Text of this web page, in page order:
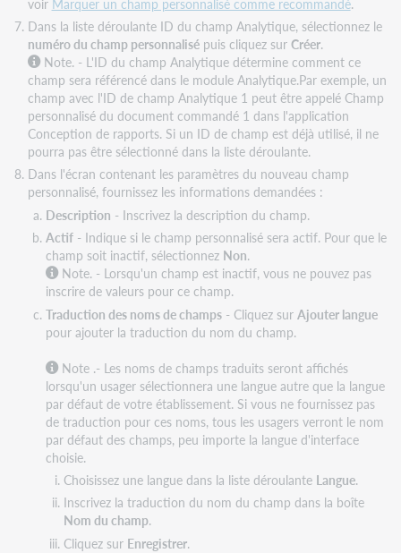
Dans la liste déroulante ID du champ Analytique, sélectionnez le
numéro du champ personnalisépuis cliquez sur Créer.
Note. - L'ID du champ Analytique détermine comment ce
champ sera référencé dans le module Analytique.Par exemple, un
champ avec l'ID de champ Analytique 1 peut être appelé Champ
personnalisé du document commandé 1 dans l'application
Conception de rapports. Si un ID de champ est déjà utilisé, il ne
pourra pas être sélectionné dans la liste déroulante.
Dans l'écran contenant les paramètres du nouveau champ
personnalisé, fournissez les informations demandées :
Description - Inscrivez la description du champ.
Actif- Indique si le champ personnalisé sera actif. Pour que le
champ soit inactif, sélectionnez Non.
Note. - Lorsqu'un champ est inactif, vous ne pouvez pas
inscrire de valeurs pour ce champ.
Traduction des noms de champs- Cliquez sur Ajouter langue
pour ajouter la traduction du nom du champ.
Note.- Les noms de champs traduits seront affichés
lorsqu'un usager sélectionnera une langue autre que la langue
par défaut de votre établissement. Si vous ne fournissez pas
de traduction pour ces noms, tous les usagers verront le nom
par défaut des champs, peu importe la langue d'interface
choisie.
Choisissez une langue dans la liste déroulante Langue.
Inscrivez la traduction du nom du champ dans la boîte
Nom du champ.
Cliquez sur Enregistrer.